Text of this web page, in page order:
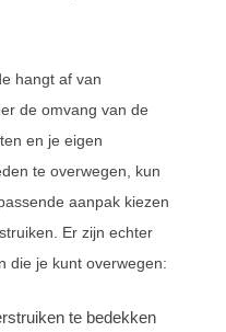
hangt af van
de omvang van de
en je eigen
te overwegen, kun
aanpak kiezen
Er zijn echter
die je kunt overwegen:
te bedekken